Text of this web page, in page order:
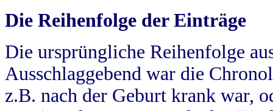
Die Reihenfolge der Einträge
Die ursprüngliche Reihenfolge
Ausschlaggebend war die
z.B. nach der Geburt krank war,